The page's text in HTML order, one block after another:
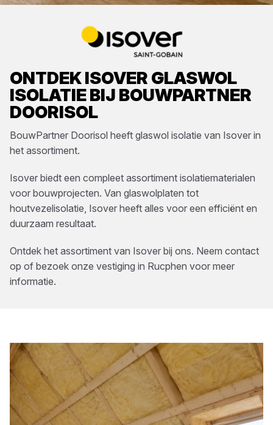
ONTDEKISOVER GLASWOL
ISOLATIEBIJ BOUWPARTNER
DOORISOL
BouwPartner Doorisol heeft glaswol isolatie van Isover in
het assortiment.
Isover biedt een compleet assortiment isolatiematerialen
voor bouwprojecten. Van glaswolplaten tot
houtvezelisolatie, Isover heeft alles voor een efficiënt en
duurzaam resultaat.
Ontdek het assortiment van Isover bij ons. Neem contact
op of bezoek onze vestiging in Rucphen voor meer
informatie.